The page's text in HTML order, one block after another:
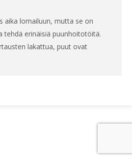
aika lomailuun, mutta se on
tehdä erinäisiä puunhoitotöitä.
lakattua, puut ovat